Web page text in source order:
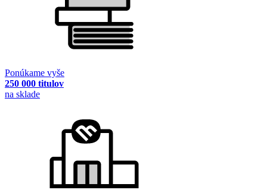
Ponúkame vyše
250 000 titulov
na sklade